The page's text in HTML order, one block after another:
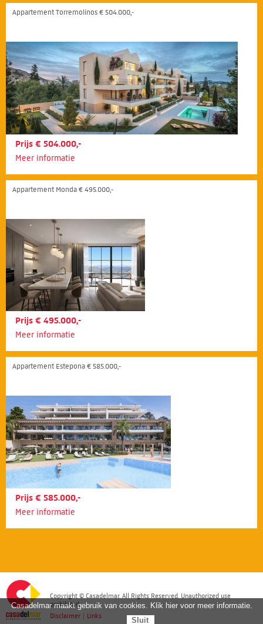
Appartement Torremolinos € 504.000,-
Prijs € 504.000,-
Meer informatie
Appartement Monda € 495.000,-
Prijs € 495.000,-
Meer informatie
Appartement Estepona € 585.000,-
Prijs € 585.000,-
Meer informatie
Copyright © Casadelmar. All Rights Reserved. Unauthorized use
prohibited.
Disclaimer | Links
Casadelmar maakt gebruik van cookies. Klik hier voor meer informatie.
Sluit